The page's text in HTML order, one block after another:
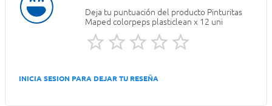
Deja tu puntuación del producto Pinturitas
Maped colorpeps plasticlean x 12 uni
INICIA SESION PARA DEJAR TU RESEÑA